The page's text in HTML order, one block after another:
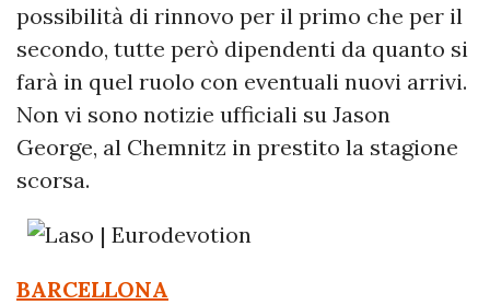
possibilità di rinnovo per il primo che per il
secondo, tutte però dipendenti da quanto si
farà in quel ruolo con eventuali nuovi arrivi.
Non vi sono notizie ufficiali su Jason
George, al Chemnitz in prestito la stagione
scorsa.
BARCELLONA